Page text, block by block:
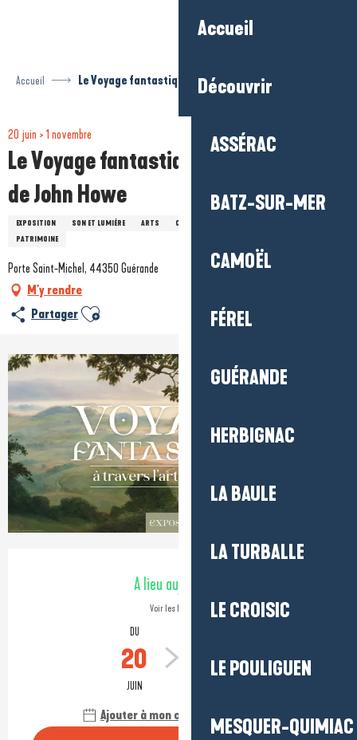
Accueil
Découvrir
ASSÉRAC
BATZ-SUR-MER
CAMOËL
FÉREL
GUÉRANDE
HERBIGNAC
LA BAULE
LA TURBALLE
LE CROISIC
LE POULIGUEN
MESQUER-QUIMIAC
Accueil Le Voyage fantastique à travers l'art de John Howe
20 juin > 1 novembre
Le Voyage fantastique à travers l'art
de John Howe
EXPOSITION SON ET LUMIÈRE ARTS CINÉMA
PATRIMOINE
Porte Saint-Michel, 44350 Guérande
M'y rendre
Partager Ajouter aux favoris
Ouverture et coordonnées
A lieu aujourd'hui
Voir les horaires
DU
20
JUIN
1
Ajouter à mon calendrier Google